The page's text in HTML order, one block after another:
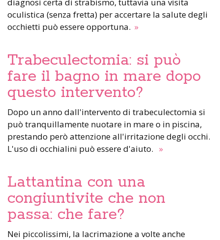
oculistica (senza fretta) per accertare la salute degli
occhietti può essere opportuna. »
Trabeculectomia: si può
fare il bagno in mare dopo
questo intervento?
Dopo un anno dall'intervento di trabeculectomia si
può tranquillamente nuotare in mare o in piscina,
prestando però attenzione all'irritazione degli occhi.
L'uso di occhialini può essere d'aiuto. »
Lattantina con una
congiuntivite che non
passa: che fare?
Nei piccolissimi, la lacrimazione a volte anche